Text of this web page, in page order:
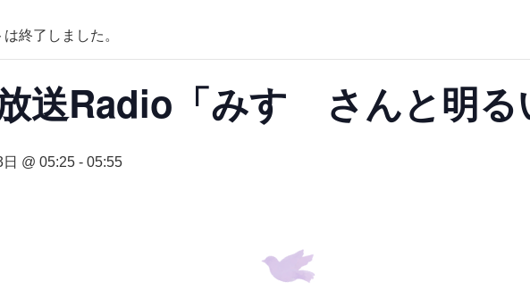
終了しました。
送Radio「みすゞさんと明る
@ 05:25 - 05:55